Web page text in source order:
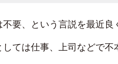
不要、という言説を最近良
しては仕事、上司などで不